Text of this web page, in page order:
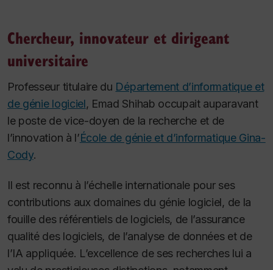
Chercheur, innovateur et dirigeant
universitaire
Professeur titulaire du Département d’informatique et
de génie logiciel, Emad Shihab occupait auparavant
le poste de vice-doyen de la recherche et de
l’innovation à l’École de génie et d’informatique Gina-
Cody.
Il est reconnu à l’échelle internationale pour ses
contributions aux domaines du génie logiciel, de la
fouille des référentiels de logiciels, de l’assurance
qualité des logiciels, de l’analyse de données et de
l’IA appliquée. L’excellence de ses recherches lui a